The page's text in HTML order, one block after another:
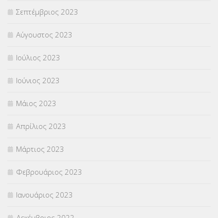
Σεπτέμβριος 2023
Αύγουστος 2023
Ιούλιος 2023
Ιούνιος 2023
Μάιος 2023
Απρίλιος 2023
Μάρτιος 2023
Φεβρουάριος 2023
Ιανουάριος 2023